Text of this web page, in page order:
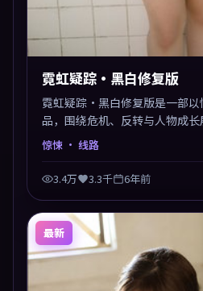
霓虹疑踪·黑白修复版
霓虹疑踪·黑白修复版是一部
品，围绕危机、反转与人物成
值得推荐观看。
惊悚 · 线路
3.4万 3.3千 6年前
最新